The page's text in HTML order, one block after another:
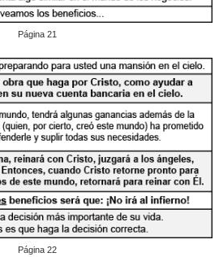
Página 21
Página 22